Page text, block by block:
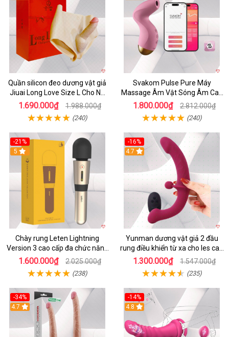
Quần silicon đeo dương vật giả
Jiuai Long Love Size L Cho Nữ
Đồng Tính
1.690.000₫ 1.988.000₫
(240)
Svakom Pulse Pure Máy
Massage Âm Vật Sóng Âm Cao
Cấp Điều Khiển App Đỉnh
1.800.000₫ 2.812.000₫
(240)
-21%
5
Chày rung Leten Lightning
Version 3 cao cấp đa chức năng
kích thích
1.600.000₫ 2.025.000₫
(238)
-16%
4.7
Yunman dương vật giả 2 đầu
rung điều khiển từ xa cho les cao
cấp
1.300.000₫ 1.547.000₫
(235)
-34%
4.7
-14%
4.8